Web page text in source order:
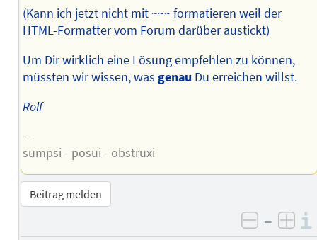
(Kann ich jetzt nicht mit ~~~ formatieren weil der
HTML-Formatter vom Forum darüber austickt)
Um Dir wirklich eine Lösung empfehlen zu können,
müssten wir wissen, was genau Du erreichen willst.
Rolf
--
sumpsi - posui - obstruxi
Beitrag melden
negativ
–